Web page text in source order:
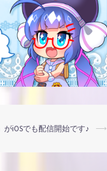
iOSでも配信開始です♪ ⟶